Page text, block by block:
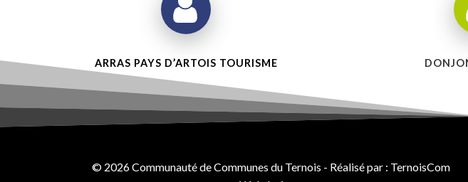
ARRAS PAYS D’ARTOIS TOURISME
© 2026 Communauté de Communes du Ternois - Réalisé par : TernoisCom